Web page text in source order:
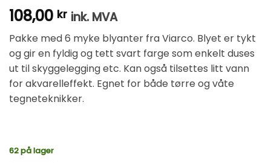
108,00 kr ink. MVA
Pakke med 6 myke blyanter fra Viarco. Blyet er tykt
og gir en fyldig og tett svart farge som enkelt duses
ut til skyggelegging etc. Kan også tilsettes litt vann
for akvarelleffekt. Egnet for både tørre og våte
tegneteknikker.
62 på lager